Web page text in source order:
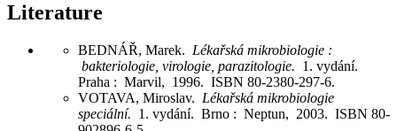
Literature
BEDNÁŘ, Marek. Lékařská mikrobiologie :
bakteriologie, virologie, parazitologie. 1. vydání.
Praha : Marvil, 1996. ISBN 80-2380-297-6.
VOTAVA, Miroslav. Lékařská mikrobiologie
speciální. 1. vydání. Brno : Neptun, 2003. ISBN 80-